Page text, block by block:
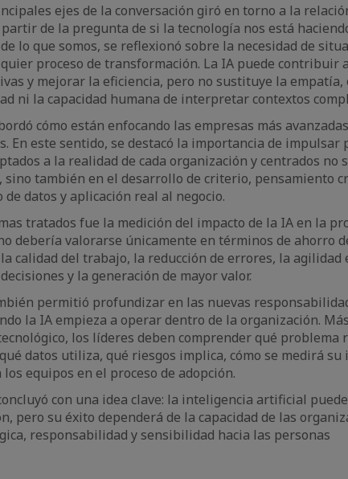
ejes de la conversación giró en torno a la
de la pregunta de si la tecnología nos está
lo que somos, se reflexionó sobre la necesidad de
proceso de transformación. La IA puede
y mejorar la eficiencia, pero no sustituye la
ni la capacidad humana de interpretar contextos
cómo están enfocando las empresas más
En este sentido, se destacó la importancia de
a la realidad de cada organización y centrados no
sino también en el desarrollo de criterio, pensamiento
datos y aplicación real al negocio.
tratados fue la medición del impacto de la IA en la
debería valorarse únicamente en términos de ahorro
calidad del trabajo, la reducción de errores, la agilidad
y la generación de mayor valor.
permitió profundizar en las nuevas
la IA empieza a operar dentro de la organización.
los líderes deben comprender qué problema
datos utiliza, qué riesgos implica, cómo se medirá su
los equipos en el proceso de adopción.
con una idea clave: la inteligencia artificial
pero su éxito dependerá de la capacidad de las
responsabilidad y sensibilidad hacia las personas